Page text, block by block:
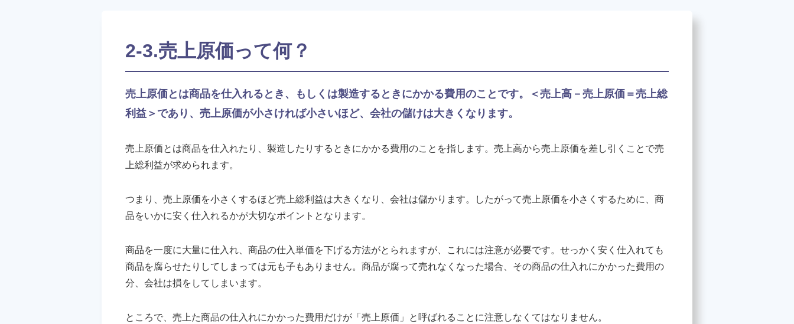
2-3.売上原価って何？
売上原価とは商品を仕入れるとき、もしくは製造するときにかかる費用のことです。＜売上高－売上原価＝売上総
利益＞であり、売上原価が小さければ小さいほど、会社の儲けは大きくなります。
売上原価とは商品を仕入れたり、製造したりするときにかかる費用のことを指します。売上高から売上原価を差し引くことで売
上総利益が求められます。
つまり、売上原価を小さくするほど売上総利益は大きくなり、会社は儲かります。したがって売上原価を小さくするために、商
品をいかに安く仕入れるかが大切なポイントとなります。
商品を一度に大量に仕入れ、商品の仕入単価を下げる方法がとられますが、これには注意が必要です。せっかく安く仕入れても
商品を腐らせたりしてしまっては元も子もありません。商品が腐って売れなくなった場合、その商品の仕入れにかかった費用の
分、会社は損をしてしまいます。
ところで、売上た商品の仕入れにかかった費用だけが「売上原価」と呼ばれることに注意しなくてはなりません。